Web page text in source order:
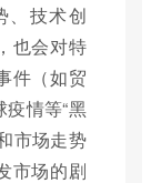
、技术创
也会对特
件（如贸
情等“黑
市场走势
市场的剧